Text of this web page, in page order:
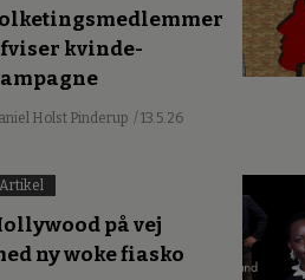
kvinde-
Holst Pinderup / 13.5.26
Artikel
på vej
ny woke fiasko